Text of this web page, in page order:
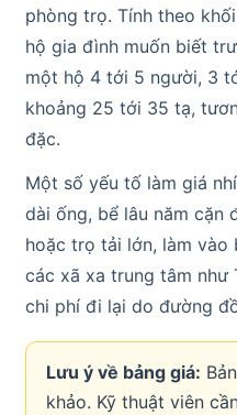
phòng trọ. Tính theo
hộ gia đình muốn biết
một hộ 4 tới 5 người, 3
khoảng 25 tới 35 tạ,
đặc.
Một số yếu tố làm giá
dài ống, bể lâu năm cặn
hoặc trọ tải lớn, làm vào
các xã xa trung tâm như
chi phí đi lại do đường
Lưu ý về bảng giá:
khảo. Kỹ thuật viên